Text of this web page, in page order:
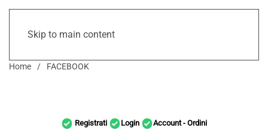
Skip to main content
Home FACEBOOK
Registrati Login Account - Ordini